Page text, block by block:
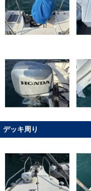
デッキ周り